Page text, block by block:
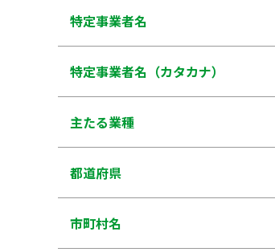
特定事業者名
特定事業者名（カタカナ）
主たる業種
都道府県
市町村名